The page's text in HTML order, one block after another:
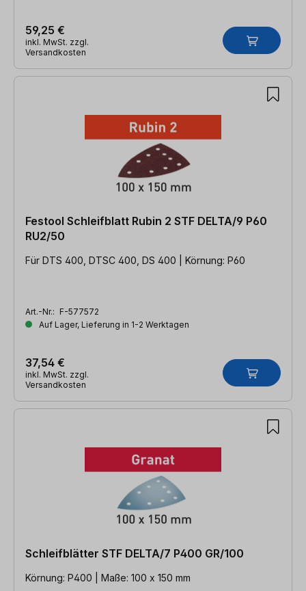
59,25 €
inkl. MwSt. zzgl.
Versandkosten
Festool Schleifblatt Rubin 2 STF DELTA/9 P60
RU2/50
Für DTS 400, DTSC 400, DS 400 | Körnung: P60
Art.-Nr.: F-577572
Auf Lager, Lieferung in 1-2 Werktagen
37,54 €
inkl. MwSt. zzgl.
Versandkosten
Schleifblätter STF DELTA/7 P400 GR/100
Körnung: P400 | Maße: 100 x 150 mm